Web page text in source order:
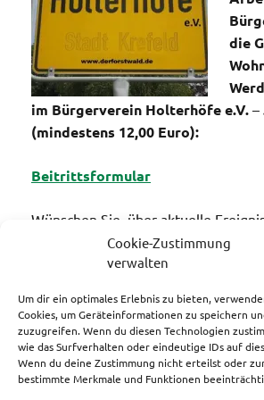
Cookie-Zustimmung
verwalten
Um dir ein optimales Erlebnis zu bieten,
Cookies, um Geräteinformationen zu speichern
zuzugreifen. Wenn du diesen Technologien
wie das Surfverhalten oder eindeutige IDs auf
Wenn du deine Zustimmung nicht erteilst oder
bestimmte Merkmale und Funktionen
die
im Bürgerverein Holterhöfe e.V. –
(mindestens 12,00 Euro):
Beitrittsformular
Wünschen Sie, über aktuelle
Aktivitäten des Bürgervereins
Füllen Sie einfach das
und über alle wichtigen
dem Laufenden halten.
Sie erreichen die Mitglieder des
unter der email-Adresse